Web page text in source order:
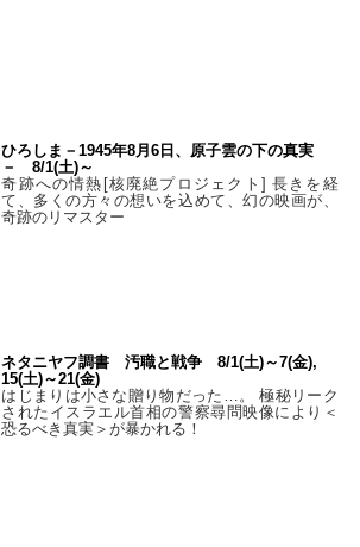
ひろしま－1945年8月6日、原子雲の下の真実
－ 8/1(土)～
奇跡への情熱[核廃絶プロジェクト] 長きを経
て、多くの方々の想いを込めて、幻の映画が、
奇跡のリマスター
ネタニヤフ調書 汚職と戦争 8/1(土)～7(金),
15(土)～21(金)
はじまりは小さな贈り物だった…。 極秘リーク
されたイスラエル首相の警察尋問映像により＜
恐るべき真実＞が暴かれる！